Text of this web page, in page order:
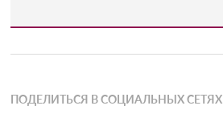
ПОДЕЛИТЬСЯ В СОЦИАЛЬНЫХ СЕТЯХ